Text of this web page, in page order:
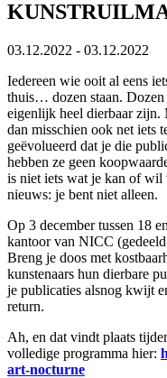
03.12.2022 - 03.12.2022
Iedereen wie ooit al eens
thuis… dozen staan. Dozen
eigenlijk heel dierbaar zijn.
dan misschien ook net iets
geëvolueerd dat je die
hebben ze geen
is niet iets wat je kan of wil
nieuws: je bent niet alleen.
Op 3 december tussen 18
kantoor van NICC
Breng je doos met
kunstenaars hun dierbare
je publicaties alsnog kwijt
return.
Ah, en dat vindt plaats
volledige programma hier:
art-nocturne